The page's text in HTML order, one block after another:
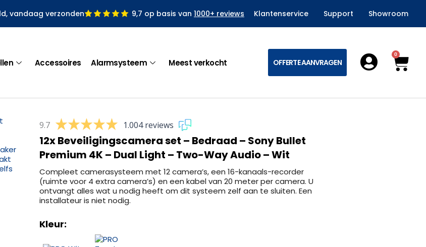
vandaag verzonden 9,7 op basis van 1000+ reviews Klantenservice Support Showroom
Accessoires Alarmsysteem Meest verkocht OFFERTE AANVRAGEN
0
9.7 1.004 reviews
12x Beveiligingscamera set – Bedraad – Sony Bullet
Premium 4K – Dual Light – Two-Way Audio – Wit
Compleet camerasysteem met 12 camera’s, een 16-kanaals-recorder
(ruimte voor 4 extra camera’s) en een kabel van 20 meter per camera. U
ontvangt alles wat u nodig heeft om dit systeem zelf aan te sluiten. Een
installateur is niet nodig.
Kleur: